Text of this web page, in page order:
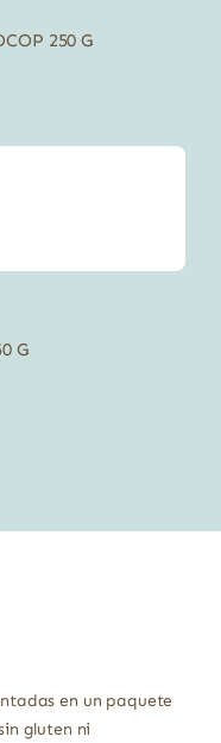
250 G
G
en un paquete
gluten ni